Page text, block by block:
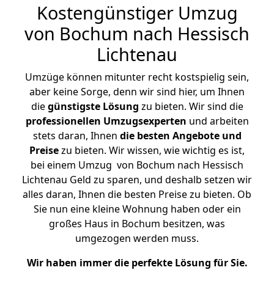
Kostengünstiger Umzug
von Bochum nach Hessisch
Lichtenau
Umzüge können mitunter recht kostspielig sein,
aber keine Sorge, denn wir sind hier, um Ihnen
diegünstigste Lösung zu bieten. Wir sind die
professionellen Umzugsexperten und arbeiten
stets daran, Ihnen die besten Angebote und
Preisezu bieten. Wir wissen, wie wichtig es ist,
bei einem Umzug von Bochum nach Hessisch
Lichtenau Geld zu sparen, und deshalb setzen wir
alles daran, Ihnen die besten Preise zu bieten. Ob
Sie nun eine kleine Wohnung haben oder ein
großes Haus in Bochum besitzen, was
umgezogen werden muss.
Wir haben immer die perfekte Lösung für Sie.